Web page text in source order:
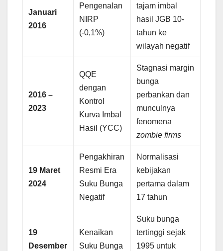
Januari
2016
Pengenalan
NIRP
(-0,1%)
tajam imbal
hasil JGB 10-
tahun ke
wilayah negatif
2016 –
2023
QQE
dengan
Kontrol
Kurva Imbal
Hasil (YCC)
Stagnasi margin
bunga
perbankan dan
munculnya
fenomena
zombie firms
19 Maret
2024
Pengakhiran
Resmi Era
Suku Bunga
Negatif
Normalisasi
kebijakan
pertama dalam
17 tahun
19
Desember
Kenaikan
Suku Bunga
Suku bunga
tertinggi sejak
1995 untuk